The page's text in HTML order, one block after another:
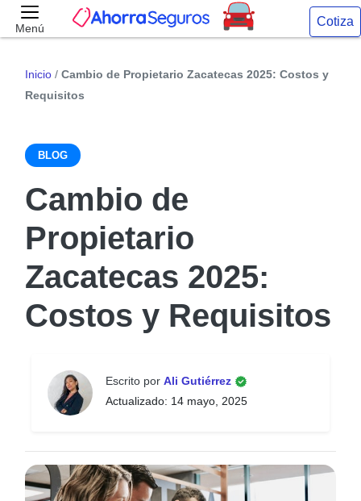
Menú Cotiza
Inicio / Cambio de Propietario Zacatecas 2025: Costos y
Requisitos
BLOG
Cambio de
Propietario
Zacatecas 2025:
Costos y Requisitos
Escrito por Ali Gutiérrez
Actualizado: 14 mayo, 2025